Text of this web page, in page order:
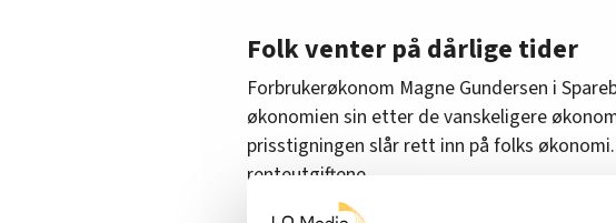
Folk venter på dårlige tider
Forbrukerøkonom Magne Gundersen i
økonomien sin etter de vanskeligere
prisstigningen slår rett inn på folks
renteutgiftene.